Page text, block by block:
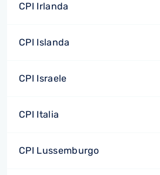
CPI Irlanda
CPI Islanda
CPI Israele
CPI Italia
CPI Lussemburgo